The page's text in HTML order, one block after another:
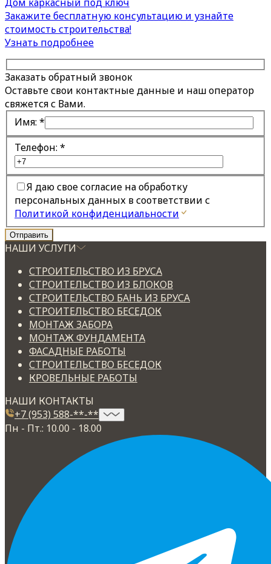
Закажите бесплатную консультацию и узнайте
стоимость строительства!
Узнать подробнее
Заказать обратный звонок
Оставьте свои контактные данные и наш оператор
свяжется с Вами.
Имя: *
Телефон: *
Я даю свое согласие на обработку
персональных данных в соответствии с
Политикой конфиденциальности
НАШИ УСЛУГИ
СТРОИТЕЛЬСТВО ИЗ БРУСА
СТРОИТЕЛЬСТВО ИЗ БЛОКОВ
СТРОИТЕЛЬСТВО БАНЬ ИЗ БРУСА
СТРОИТЕЛЬСТВО БЕСЕДОК
МОНТАЖ ЗАБОРА
МОНТАЖ ФУНДАМЕНТА
ФАСАДНЫЕ РАБОТЫ
СТРОИТЕЛЬСТВО БЕСЕДОК
КРОВЕЛЬНЫЕ РАБОТЫ
НАШИ КОНТАКТЫ
+7 (953) 588-**-**
Пн - Пт.: 10.00 - 18.00